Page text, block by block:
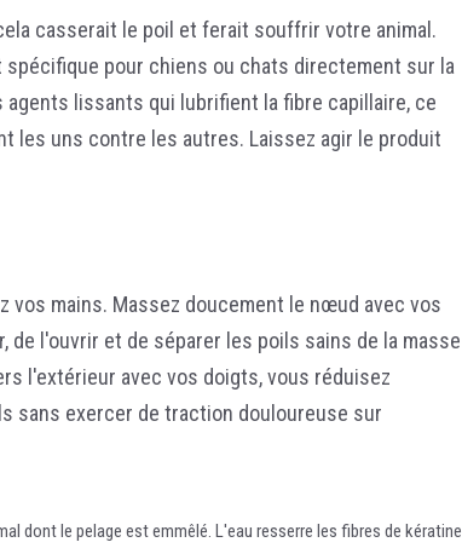
casserait le poil et ferait souffrir votre animal.
pour chiens ou chats directement sur la
lissants qui lubrifient la fibre capillaire, ce
les uns contre les autres. Laissez agir le produit
mains. Massez doucement le nœud avec vos
l'ouvrir et de séparer les poils sains de la masse
l'extérieur avec vos doigts, vous réduisez
sans exercer de traction douloureuse sur
dont le pelage est emmêlé. L'eau resserre les fibres de kératine